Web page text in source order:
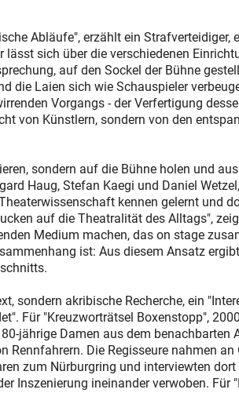
Abläufe", erzählt ein Strafverteidiger,
sich über die verschiedenen
auf den Sockel der Bühne
die Laien sich wie Schauspieler
Vorgangs - der Verfertigung
von Künstlern, sondern von den
sondern auf die Bühne holen und
Haug, Stefan Kaegi und Daniel
kennen gelernt und
auf die Theatralität des Alltags",
Medium machen, das on stage
ist: Aus diesem Ansatz
sondern akribische Recherche, ein
Für "Kreuzworträtsel Boxenstopp",
jährige Damen aus dem benachbarten
Rennfahrern. Die Regisseure nahmen
zum Nürburgring und interviewten
Inszenierung ineinander verwoben. Für